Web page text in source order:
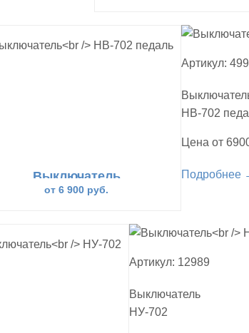
Выключатель
НВ-702 педаль
от 6 900 руб.
Артикул:
НВ-702
Цена от
Подробнее
Артикул: 12989
Выключатель
НУ-702